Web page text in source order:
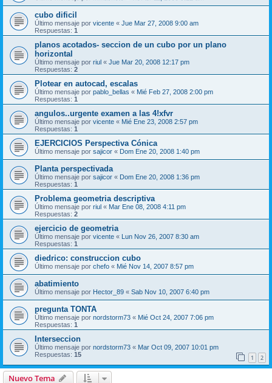
cubo dificil
Último mensaje por vicente « Jue Mar 27, 2008 9:00 am
Respuestas: 1
planos acotados- seccion de un cubo por un plano
horizontal
Último mensaje por riul « Jue Mar 20, 2008 12:17 pm
Respuestas: 2
Plotear en autocad, escalas
Último mensaje por pablo_bellas « Mié Feb 27, 2008 2:00 pm
Respuestas: 1
angulos..urgente examen a las 4!xfvr
Último mensaje por vicente « Mié Ene 23, 2008 2:57 pm
Respuestas: 1
EJERCICIOS Perspectiva Cónica
Último mensaje por sajicor « Dom Ene 20, 2008 1:40 pm
Planta perspectivada
Último mensaje por sajicor « Dom Ene 20, 2008 1:36 pm
Respuestas: 1
Problema geometria descriptiva
Último mensaje por riul « Mar Ene 08, 2008 4:11 pm
Respuestas: 2
ejercicio de geometria
Último mensaje por vicente « Lun Nov 26, 2007 8:30 am
Respuestas: 1
diedrico: construccion cubo
Último mensaje por chefo « Mié Nov 14, 2007 8:57 pm
abatimiento
Último mensaje por Hector_89 « Sab Nov 10, 2007 6:40 pm
pregunta TONTA
Último mensaje por nordstorm73 « Mié Oct 24, 2007 7:06 pm
Respuestas: 1
Interseccion
Último mensaje por nordstorm73 « Mar Oct 09, 2007 10:01 pm
Respuestas: 15 1 2
Nuevo Tema